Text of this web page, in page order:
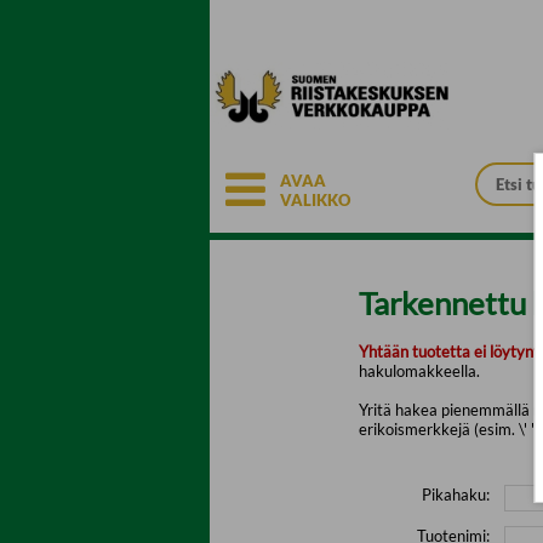
AVAA
VALIKKO
Tarkennettu
Yhtään tuotetta ei löytynyt.
hakulomakkeella.
Yritä hakea pienemmällä
erikoismerkkejä (esim. \' "
Pikahaku:
Tuotenimi: